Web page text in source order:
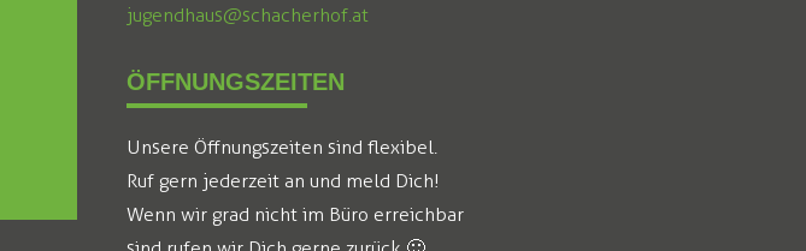
jugendhaus@schacherhof.at
ÖFFNUNGSZEITEN
Unsere Öffnungszeiten sind flexibel.
Ruf gern jederzeit an und meld Dich!
Wenn wir grad nicht im Büro erreichbar